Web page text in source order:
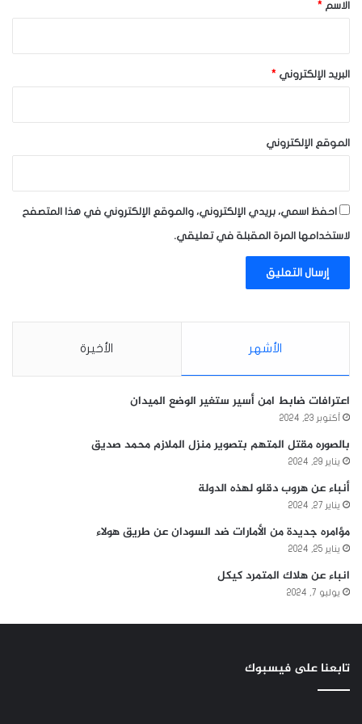
الاسم *
البريد الإلكتروني *
الموقع الإلكتروني
احفظ اسمي، بريدي الإلكتروني، والموقع الإلكتروني في هذا المتصفح
لاستخدامها المرة المقبلة في تعليقي.
الأشهر الأخيرة
اعترافات ضابط امن أسير ستغير الوضع الميدان
أكتوبر 23, 2024
بالصوره مقتل المتهم بتصوير منزل الملازم محمد صديق
يناير 29, 2024
أنباء عن هروب دقلو لهذه الدولة
يناير 27, 2024
مؤامره جديدة من الأمارات ضد السودان عن طريق هولاء
يناير 25, 2024
انباء عن هلاك المتمرد كيكل
يوليو 7, 2024
تابعنا على فيسبوك